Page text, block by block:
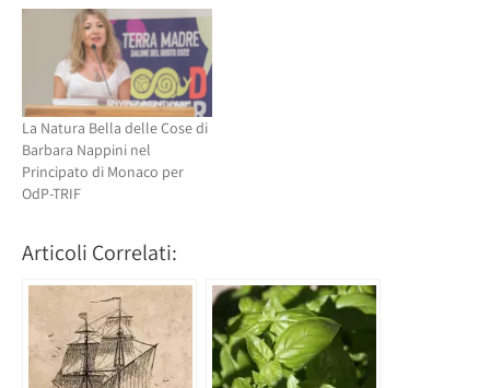
La Natura Bella delle Cose di
Barbara Nappini nel
Principato di Monaco per
OdP-TRIF
Articoli Correlati: